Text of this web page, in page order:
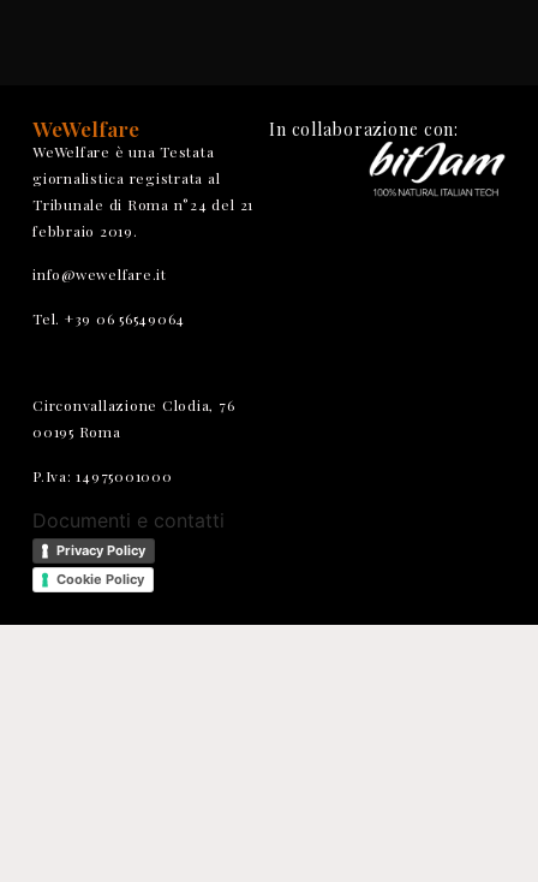
WeWelfare
WeWelfare è una Testata
giornalistica registrata al
Tribunale di Roma n°24 del 21
febbraio 2019.
info@wewelfare.it
Tel. +39 06 56549064
Circonvallazione Clodia, 76
00195 Roma
P.Iva: 14975001000
Documenti e contatti
Privacy Policy
Cookie Policy
In collaborazione con: